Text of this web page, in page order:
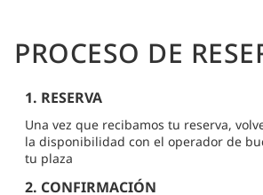
PROCESO DE
1. RESERVA
Una vez que recibamos tu reserva,
la disponibilidad con el operador de
tu plaza
2. CONFIRMACIÓN